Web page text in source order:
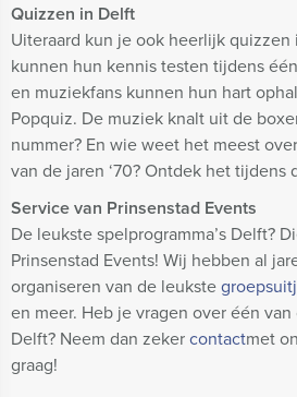
Quizzen in Delft
Uiteraard kun je ook heerlijk quizzen
kunnen hun kennis testen tijdens
en muziekfans kunnen hun hart
Popquiz. De muziek knalt uit de
nummer? En wie weet het meest
van de jaren ‘70? Ontdek het tijdens
Service van Prinsenstad Events
De leukste spelprogramma’s Delft?
Prinsenstad Events! Wij hebben al
organiseren van de leukste
en meer. Heb je vragen over één van
Delft? Neem dan zekercontactmet
graag!